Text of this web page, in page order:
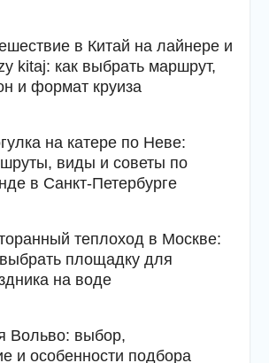
в Китай на лайнере и
kitaj: как выбрать маршрут,
и формат круиза
на катере по Неве:
виды и советы по
в Санкт-Петербурге
теплоход в Москве:
выбрать площадку для
на воде
Вольво: выбор,
и особенности подбора